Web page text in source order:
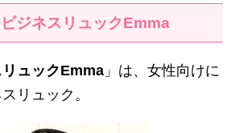
ジネスリュックEmma
ュックEmma 」は、女性向けに
リュック。